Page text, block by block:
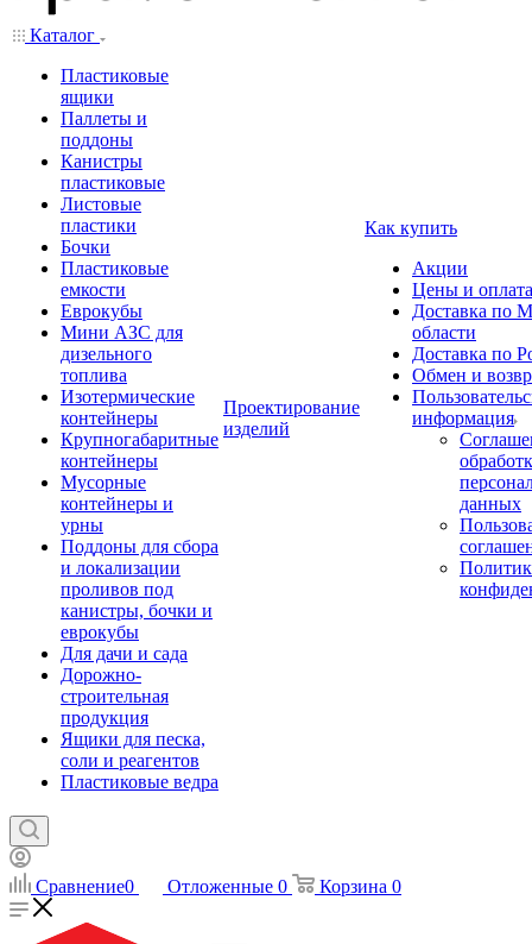
Каталог
Пластиковые
ящики
Паллеты и
поддоны
Канистры
пластиковые
Листовые
пластики
Бочки
Пластиковые
емкости
Еврокубы
Мини АЗС для
дизельного
топлива
Изотермические
контейнеры
Крупногабаритные
контейнеры
Мусорные
контейнеры и
урны
Поддоны для сбора
и локализации
проливов под
канистры, бочки и
еврокубы
Для дачи и сада
Дорожно-
строительная
продукция
Ящики для песка,
соли и реагентов
Пластиковые ведра
Проектирование
изделий
Как купить
Акции
Цены и оплата
Доставка по
области
Доставка по
Обмен и
информация
данных
Сравнение0 Отложенные 0 Корзина 0